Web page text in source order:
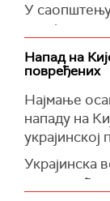
У
украјинска
Ростовске
Калушке и
Локални
дронова
угашен.
(РИА, Танјуг)
Напад на
повређених
Најмање
нападу на
украјинској
Украјинска
током ноћи